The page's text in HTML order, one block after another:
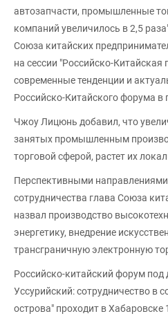
автозапчасти, промышленные
компаний увеличилось в 2,5
Союза китайских
на сессии "Российско-
современные тенденции и
Российско-Китайского форума в
Чжоу Лицюнь добавил, что
занятых промышленным
торговой сферой, растет их
Перспективными
сотрудничества глава Союза
назвал производство
энергетику, внедрение
трансграничную электронную
Российско-китайский форум
Уссурийский: сотрудничество в
острова" проходит в Хабаровске